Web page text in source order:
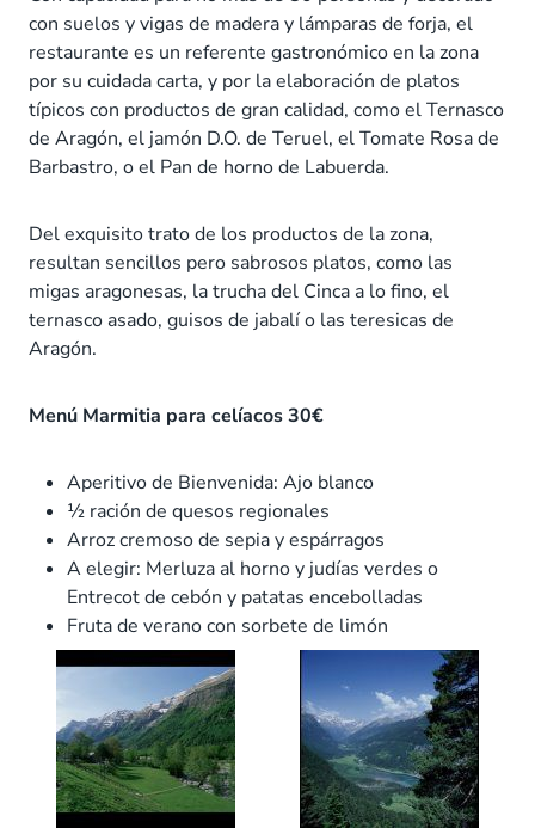
con suelos y vigas de madera y lámparas de forja, el
restaurante es un referente gastronómico en la zona
por su cuidada carta, y por la elaboración de platos
típicos con productos de gran calidad, como elTernasco
de Aragón, el jamón D.O. de Teruel, el Tomate Rosa de
Barbastro, o el Pan de horno de Labuerda.
Delexquisito trato de los productos de la zona,
resultan sencillos pero sabrosos platos, como las
migas aragonesas, la trucha del Cinca a lo fino, el
ternasco asado, guisos de jabalí o las teresicas de
Aragón.
Menú Marmitia para celíacos 30€
Aperitivo de Bienvenida: Ajo blanco
½ ración de quesos regionales
Arroz cremoso de sepia y espárragos
A elegir: Merluza al horno y judías verdes o
Entrecot de cebón y patatas encebolladas
Fruta de verano con sorbete de limón